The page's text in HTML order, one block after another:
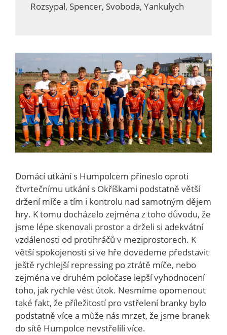
Rozsypal, Spencer, Svoboda, Yankulych
Domácí utkání s Humpolcem přineslo oproti
čtvrtečnímu utkání s Okříškami podstatně větší
držení míče a tím i kontrolu nad samotným dějem
hry. K tomu docházelo zejména z toho důvodu, že
jsme lépe skenovali prostor a drželi si adekvátní
vzdálenosti od protihráčů v meziprostorech. K
větší spokojenosti si ve hře dovedeme představit
ještě rychlejší repressing po ztrátě míče, nebo
zejména ve druhém poločase lepší vyhodnocení
toho, jak rychle vést útok. Nesmíme opomenout
také fakt, že příležitostí pro vstřelení branky bylo
podstatně více a může nás mrzet, že jsme branek
do sítě Humpolce nevstřelili více.